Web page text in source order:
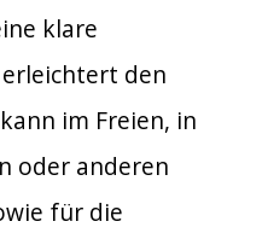
klare
den
im Freien, in
oder anderen
für die